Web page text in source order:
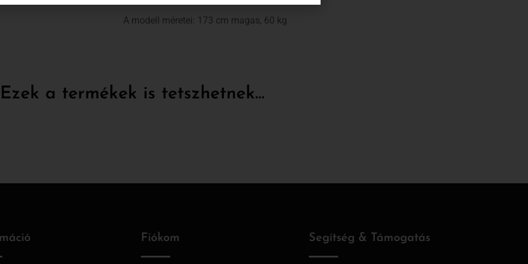
A modell méretei: 173 cm magas, 60 kg
Ezek a termékek is tetszhetnek…
Fiókom Segítség & Támogatás